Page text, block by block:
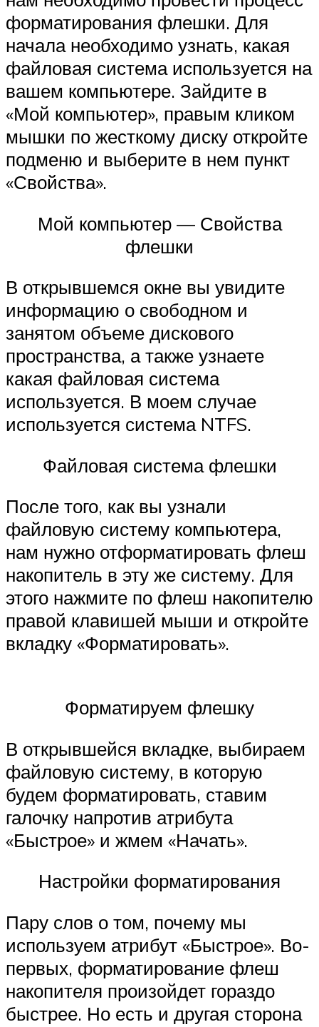
форматирования флешки. Для
начала необходимо узнать, какая
файловая система используется на
вашем компьютере. Зайдите в
«Мой компьютер», правым кликом
мышки по жесткому диску откройте
подменю и выберите в нем пункт
«Свойства».
Мой компьютер — Свойства
флешки
В открывшемся окне вы увидите
информацию о свободном и
занятом объеме дискового
пространства, а также узнаете
какая файловая система
используется. В моем случае
используется система NTFS.
Файловая система флешки
После того, как вы узнали
файловую систему компьютера,
нам нужно отформатировать флеш
накопитель в эту же систему. Для
этого нажмите по флеш накопителю
правой клавишей мыши и откройте
вкладку «Форматировать».
Форматируем флешку
В открывшейся вкладке, выбираем
файловую систему, в которую
будем форматировать, ставим
галочку напротив атрибута
«Быстрое» и жмем «Начать».
Настройки форматирования
Пару слов о том, почему мы
используем атрибут «Быстрое». Во-
первых, форматирование флеш
накопителя произойдет гораздо
быстрее. Но есть и другая сторона